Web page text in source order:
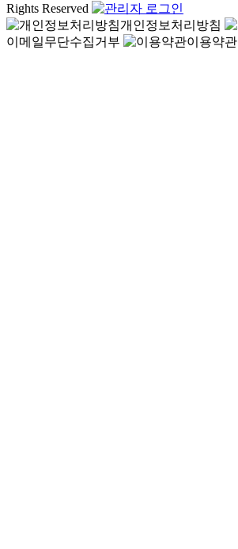
Rights Reserved
개인정보처리방침
이메일무단수집거부
이용약관